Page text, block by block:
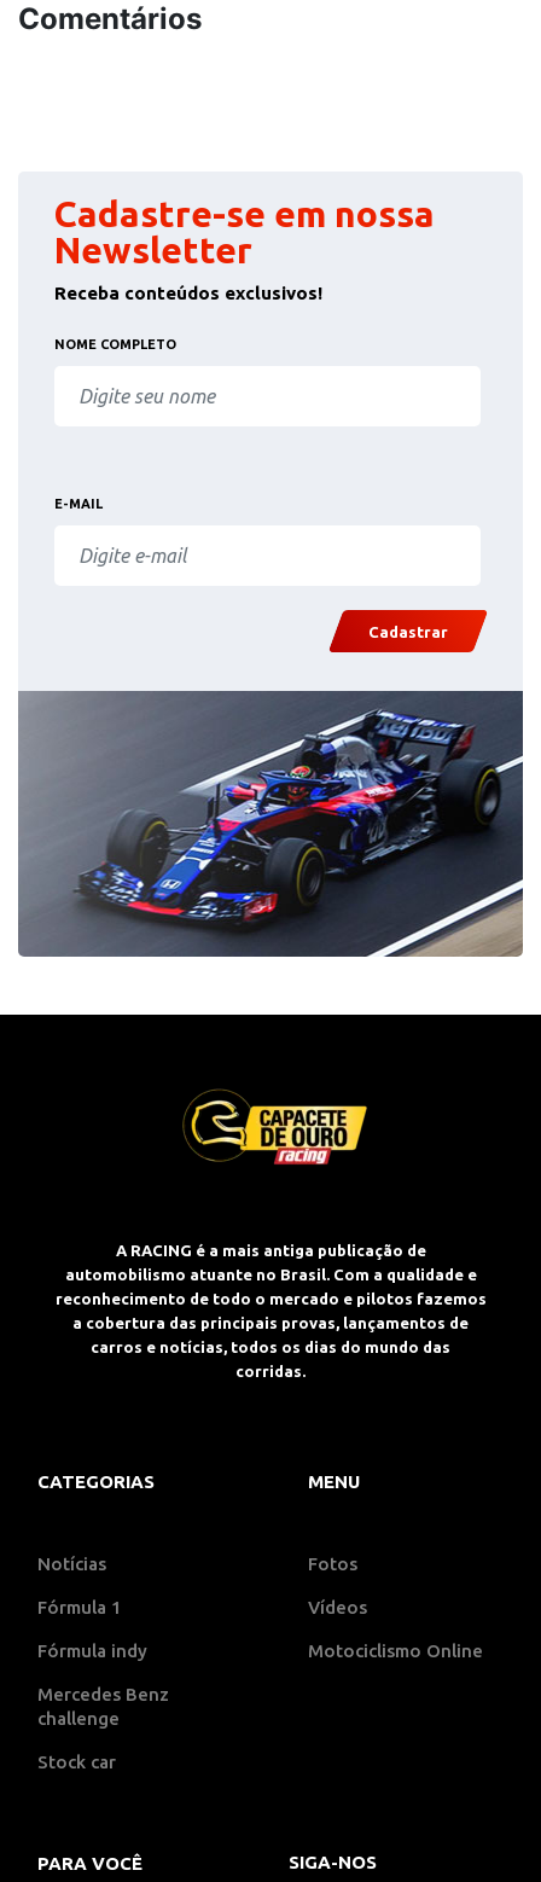
Comentários
Cadastre-se em nossa
Newsletter
Receba conteúdos exclusivos!
NOME COMPLETO
E-MAIL
Cadastrar
A RACING é a mais antiga publicação de
automobilismo atuante no Brasil. Com a qualidade e
reconhecimento de todo o mercado e pilotos fazemos
a cobertura das principais provas, lançamentos de
carros e notícias, todos os dias do mundo das
corridas.
CATEGORIAS
Notícias
Fórmula 1
Fórmula indy
Mercedes Benz
challenge
Stock car
MENU
Fotos
Vídeos
Motociclismo Online
PARA VOCÊ SIGA-NOS